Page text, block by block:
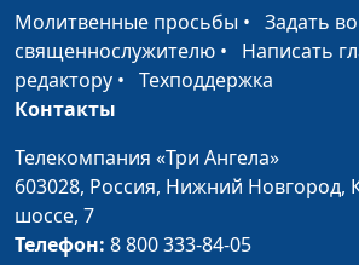
родителей
Левченко,
психолог,
Феофанова,
Титовская
Удобные дети:
Анна
Молитвенные просьбы • Задать
священнослужителю • Написать
редактору • Техподдержка
Контакты
Телекомпания «Три Ангела»
603028, Россия, Нижний Новгород,
шоссе, 7
Телефон: 8 800 333-84-05